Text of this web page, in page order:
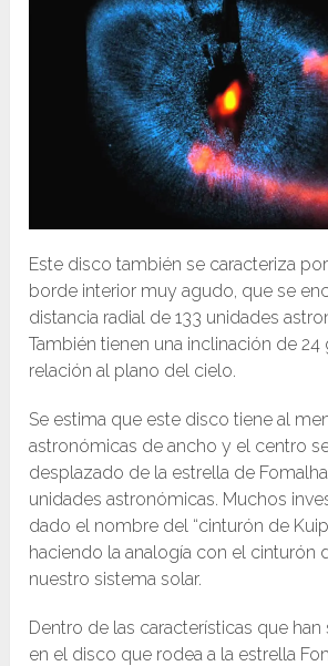
Este disco también se caracteriza
borde interior muy agudo, que se
distancia radial de 133 unidades
También tienen una inclinación de
relación al plano del cielo.
Se estima que este disco tiene al
astronómicas de ancho y el centro
desplazado de la estrella de
unidades astronómicas. Muchos
dado el nombre del “cinturón de
haciendo la analogía con el cinturón
nuestro sistema solar.
Dentro de las características que
en el disco que rodea a la estrella